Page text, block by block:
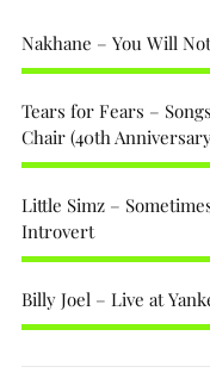
Nakhane – You Will
Tears for Fears –
Chair (40th
Little Simz –
Introvert
Billy Joel – Live at